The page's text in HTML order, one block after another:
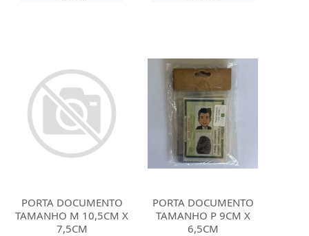
PORTA DOCUMENTO
TAMANHO M 10,5CM X
7,5CM
PORTA DOCUMENTO
TAMANHO P 9CM X
6,5CM